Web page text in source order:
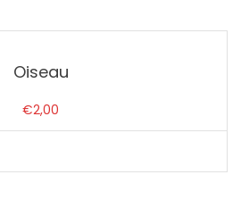
Oiseau
€2,00